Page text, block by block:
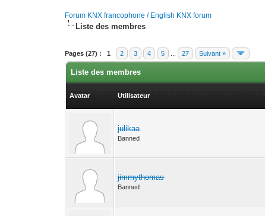
Forum KNX francophone / English KNX forum
Liste des membres
Pages (27) : 1 2 3 4 5 27 Suivant »
Liste des membres
Avatar Utilisateur
julikaa
Banned
jimmythomas
Banned